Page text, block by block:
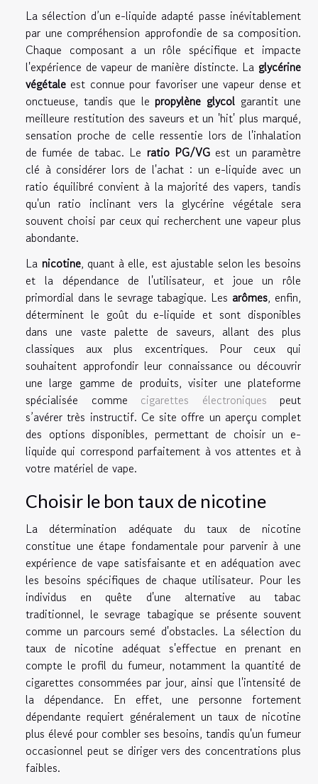
La sélection d’un e-liquide adapté passe inévitablement
par une compréhension approfondie de sa composition.
Chaque composant a un rôle spécifique et impacte
l'expérience de vapeur de manière distincte. La glycérine
végétale est connue pour favoriser une vapeur dense et
onctueuse, tandis que lepropylène glycol garantit une
meilleure restitution des saveurs et un 'hit' plus marqué,
sensation proche de celle ressentie lors de l'inhalation
de fumée de tabac. Le ratio PG/VG est un paramètre
clé à considérer lors de l'achat : un e-liquide avec un
ratio équilibré convient à la majorité des vapers, tandis
qu'un ratio inclinant vers la glycérine végétale sera
souvent choisi par ceux qui recherchent une vapeur plus
abondante.
La nicotine, quant à elle, est ajustable selon les besoins
et la dépendance de l'utilisateur, et joue un rôle
primordial dans le sevrage tabagique. Les arômes, enfin,
déterminent le goût du e-liquide et sont disponibles
dans une vaste palette de saveurs, allant des plus
classiques aux plus excentriques. Pour ceux qui
souhaitent approfondir leur connaissance ou découvrir
une large gamme de produits, visiter une plateforme
spécialisée comme cigarettes électroniques peut
s’avérer très instructif. Ce site offre un aperçu complet
des options disponibles, permettant de choisir un e-
liquide qui correspond parfaitement à vos attentes et à
votre matériel de vape.
Choisir le bon taux de nicotine
La détermination adéquate du taux de nicotine
constitue une étape fondamentale pour parvenir à une
expérience de vape satisfaisante et en adéquation avec
les besoins spécifiques de chaque utilisateur. Pour les
individus en quête d'une alternative au tabac
traditionnel, le sevrage tabagique se présente souvent
comme un parcours semé d'obstacles. La sélection du
taux de nicotine adéquat s'effectue en prenant en
compte le profil du fumeur, notamment la quantité de
cigarettes consommées par jour, ainsi que l'intensité de
la dépendance. En effet, une personne fortement
dépendante requiert généralement un taux de nicotine
plus élevé pour combler ses besoins, tandis qu'un fumeur
occasionnel peut se diriger vers des concentrations plus
faibles.